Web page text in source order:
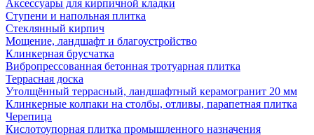
Аксессуары для кирпичной кладки
Ступени и напольная плитка
Cтеклянный кирпич
Мощение, ландшафт и благоустройство
Клинкерная брусчатка
Вибропрессованная бетонная тротуарная плитка
Террасная доска
Утолщённый террасный, ландшафтный керамогранит 20 мм
Клинкерные колпаки на столбы, отливы, парапетная плитка
Черепица
Кислотоупорная плитка промышленного назначения